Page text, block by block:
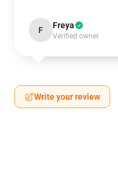
F Freya
Verified owner
Write your review